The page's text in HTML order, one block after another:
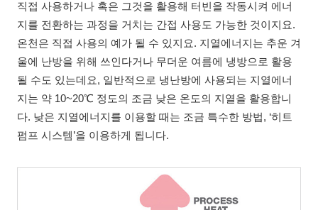
직접 사용하거나 혹은 그것을 활용해 터빈을 작동시켜 에너
지를 전환하는 과정을 거치는 간접 사용도 가능한 것이지요.
온천은 직접 사용의 예가 될 수 있지요. 지열에너지는 추운 겨
울에 난방을 위해 쓰인다거나 무더운 여름에 냉방으로 활용
될 수도 있는데요, 일반적으로 냉난방에 사용되는 지열에너
지는 약 10~20℃ 정도의 조금 낮은 온도의 지열을 활용합니
다. 낮은 지열에너지를 이용할 때는 조금 특수한 방법, ‘히트
펌프 시스템’을 이용하게 됩니다.